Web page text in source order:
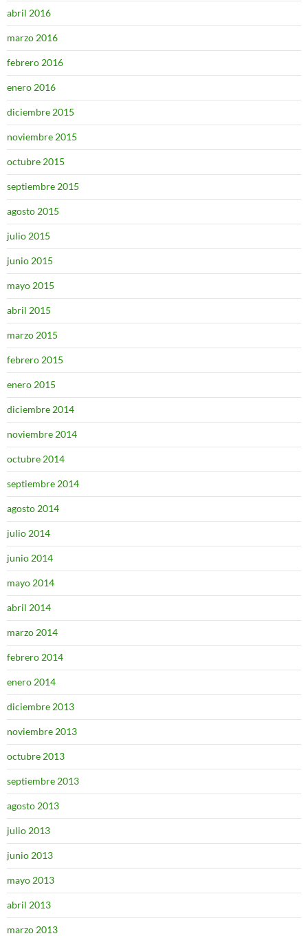
abril 2016
marzo 2016
febrero 2016
enero 2016
diciembre 2015
noviembre 2015
octubre 2015
septiembre 2015
agosto 2015
julio 2015
junio 2015
mayo 2015
abril 2015
marzo 2015
febrero 2015
enero 2015
diciembre 2014
noviembre 2014
octubre 2014
septiembre 2014
agosto 2014
julio 2014
junio 2014
mayo 2014
abril 2014
marzo 2014
febrero 2014
enero 2014
diciembre 2013
noviembre 2013
octubre 2013
septiembre 2013
agosto 2013
julio 2013
junio 2013
mayo 2013
abril 2013
marzo 2013